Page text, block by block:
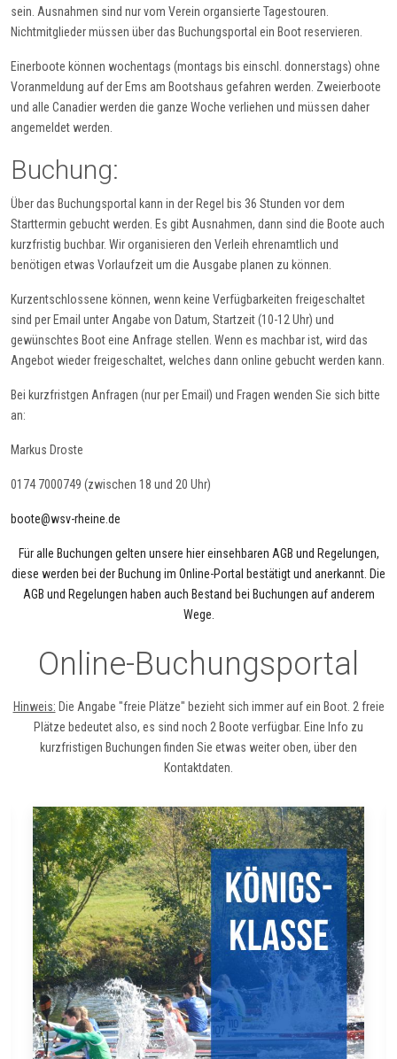
sein. Ausnahmen sind nur vom Verein organsierte Tagestouren.
Nichtmitglieder müssen über das Buchungsportal ein Boot reservieren.
Einerboote können wochentags (montags bis einschl. donnerstags) ohne
Voranmeldung auf der Ems am Bootshaus gefahren werden. Zweierboote
und alle Canadier werden die ganze Woche verliehen und müssen daher
angemeldet werden.
Buchung:
Über das Buchungsportal kann in der Regel bis 36 Stunden vor dem
Starttermin gebucht werden. Es gibt Ausnahmen, dann sind die Boote auch
kurzfristig buchbar. Wir organisieren den Verleih ehrenamtlich und
benötigen etwas Vorlaufzeit um die Ausgabe planen zu können.
Kurzentschlossene können, wenn keine Verfügbarkeiten freigeschaltet
sind per Email unter Angabe von Datum, Startzeit (10-12 Uhr) und
gewünschtes Boot eine Anfrage stellen. Wenn es machbar ist, wird das
Angebot wieder freigeschaltet, welches dann online gebucht werden kann.
Bei kurzfristgen Anfragen (nur per Email) und Fragen wenden Sie sich bitte
an:
Markus Droste
0174 7000749 (zwischen 18 und 20 Uhr)
boote@wsv-rheine.de
Für alle Buchungen gelten unsere hier einsehbaren AGB und Regelungen,
diese werden bei der Buchung im Online-Portal bestätigt und anerkannt. Die
AGB und Regelungen haben auch Bestand bei Buchungen auf anderem
Wege.
Online-Buchungsportal
Hinweis: Die Angabe "freie Plätze" bezieht sich immer auf ein Boot. 2 freie
Plätze bedeutet also, es sind noch 2 Boote verfügbar. Eine Info zu
kurzfristigen Buchungen finden Sie etwas weiter oben, über den
Kontaktdaten.